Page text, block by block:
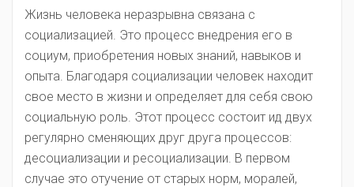
Жизнь человека неразрывна связана с
социализацией. Это процесс внедрения его в
социум, приобретения новых знаний, навыков и
опыта. Благодаря социализации человек находит
свое место в жизни и определяет для себя свою
социальную роль. Этот процесс состоит ид двух
регулярно сменяющих друг друга процессов:
десоциализации и ресоциализации. В первом
случае это отучение от старых норм, моралей,